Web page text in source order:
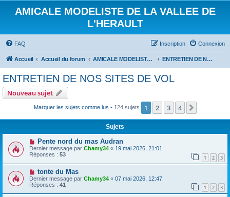
AMICALE MODELISTE DE LA VALLEE DE
L'HERAULT
FAQ Connexion
Inscription
Accueil Accueil du forum AMICALE MODELISTE DE LA VALLEE DE L'HERAULT ENTRETIEN DE NOS SITES DE VOL
ENTRETIEN DE NOS SITES DE VOL
Nouveau sujet
Marquer les sujets comme lus • 124 sujets 1 2 3 4
Sujets
Pente nord du mas Audran
Dernier message par Chamy34 « 19 mai 2026, 21:01
Réponses : 53 1 2 3
tonte du Mas
Dernier message par Chamy34 « 07 mai 2026, 12:47
Réponses : 41 1 2 3